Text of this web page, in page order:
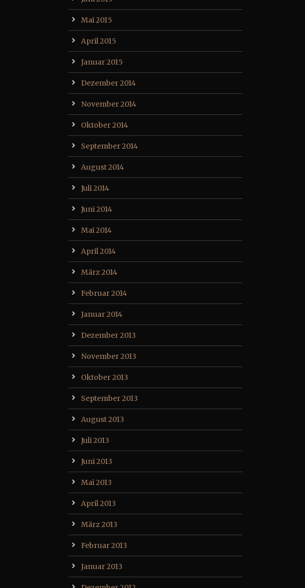
Mai 2015
April 2015
Januar 2015
Dezember 2014
November 2014
Oktober 2014
September 2014
August 2014
Juli 2014
Juni 2014
Mai 2014
April 2014
März 2014
Februar 2014
Januar 2014
Dezember 2013
November 2013
Oktober 2013
September 2013
August 2013
Juli 2013
Juni 2013
Mai 2013
April 2013
März 2013
Februar 2013
Januar 2013